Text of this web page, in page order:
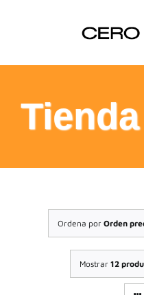
FILOSOFÍA
TE AYUDAMOS
FORMACIÓN
COMUNIDAD
Tienda
Ordena por Orden
Mostrar 12